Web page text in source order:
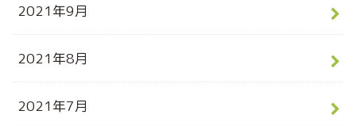
2021年9月
2021年8月
2021年7月